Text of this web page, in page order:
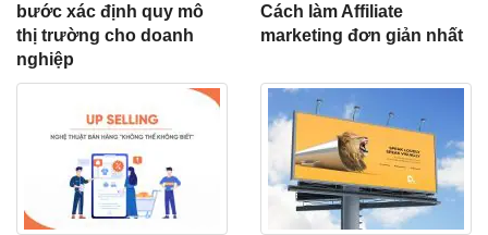
bước xác định quy mô
thị trường cho doanh
nghiệp
Cách làm Affiliate
marketing đơn giản nhất